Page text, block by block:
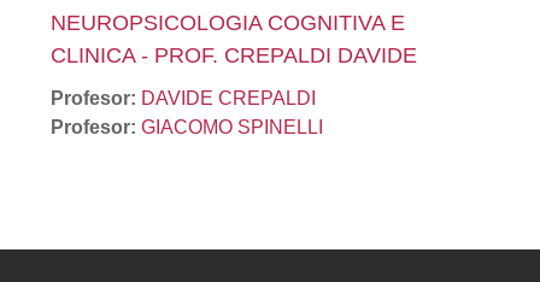
NEUROPSICOLOGIA COGNITIVA E
CLINICA - PROF. CREPALDI DAVIDE
Profesor: DAVIDE CREPALDI
Profesor: GIACOMO SPINELLI